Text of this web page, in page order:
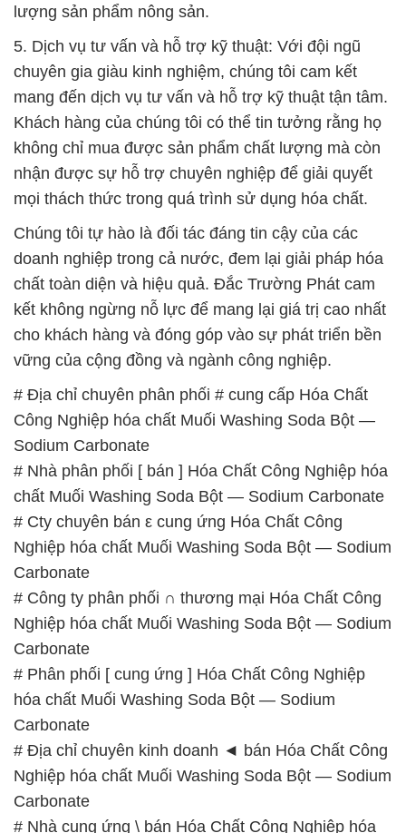
Khách hàng của chúng tôi có thể tin tưởng rằng họ
không chỉ mua được sản phẩm chất lượng mà còn
nhận được sự hỗ trợ chuyên nghiệp để giải quyết
mọi thách thức trong quá trình sử dụng hóa chất.
Chúng tôi tự hào là đối tác đáng tin cậy của các
doanh nghiệp trong cả nước, đem lại giải pháp hóa
chất toàn diện và hiệu quả. Đắc Trường Phát cam
kết không ngừng nỗ lực để mang lại giá trị cao nhất
cho khách hàng và đóng góp vào sự phát triển bền
vững của cộng đồng và ngành công nghiệp.
# Địa chỉ chuyên phân phối # cung cấp Hóa Chất
Công Nghiệp hóa chất Muối Washing Soda Bột —
Sodium Carbonate
# Nhà phân phối [ bán ] Hóa Chất Công Nghiệp hóa
chất Muối Washing Soda Bột — Sodium Carbonate
# Cty chuyên bán ε cung ứng Hóa Chất Công
Nghiệp hóa chất Muối Washing Soda Bột — Sodium
Carbonate
# Công ty phân phối ∩ thương mại Hóa Chất Công
Nghiệp hóa chất Muối Washing Soda Bột — Sodium
Carbonate
# Phân phối [ cung ứng ] Hóa Chất Công Nghiệp
hóa chất Muối Washing Soda Bột — Sodium
Carbonate
# Địa chỉ chuyên kinh doanh ◄ bán Hóa Chất Công
Nghiệp hóa chất Muối Washing Soda Bột — Sodium
Carbonate
# Nhà cung ứng \ bán Hóa Chất Công Nghiệp hóa
chất Muối Washing Soda Bột — Sodium Carbonate
# Địa chỉ cung cấp Þ kinh doanh Hóa Chất Công
Nghiệp hóa chất Muối Washing Soda Bột — Sodium
Carbonate